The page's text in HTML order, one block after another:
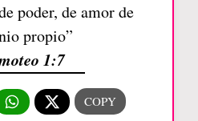
poder, de amor de
propio”
1:7